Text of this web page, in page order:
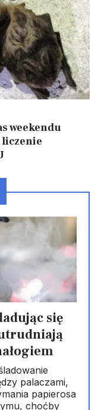
weekendu
się
palaczami,
papierosa
choćby